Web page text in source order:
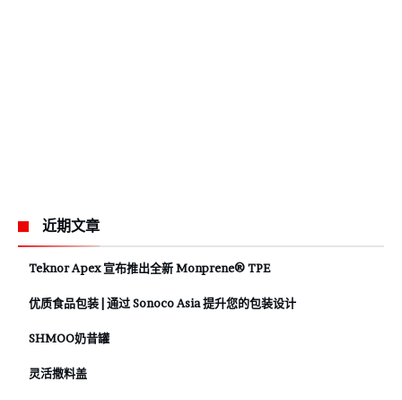
近期文章
Teknor Apex 宣布推出全新 Monprene® TPE
优质食品包装 | 通过 Sonoco Asia 提升您的包装设计
SHMOO奶昔罐
灵活撒料盖